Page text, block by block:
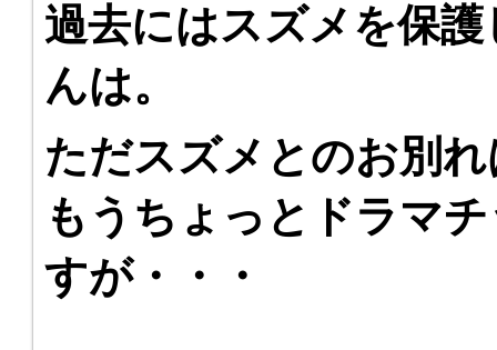
過去にはスズメを保
んは。
ただスズメとのお別
もうちょっとドラマ
すが・・・